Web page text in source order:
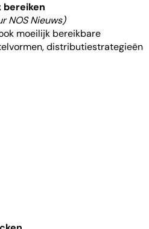
bereiken
NOS Nieuws)
moeilijk bereikbare
distributiestrategieën